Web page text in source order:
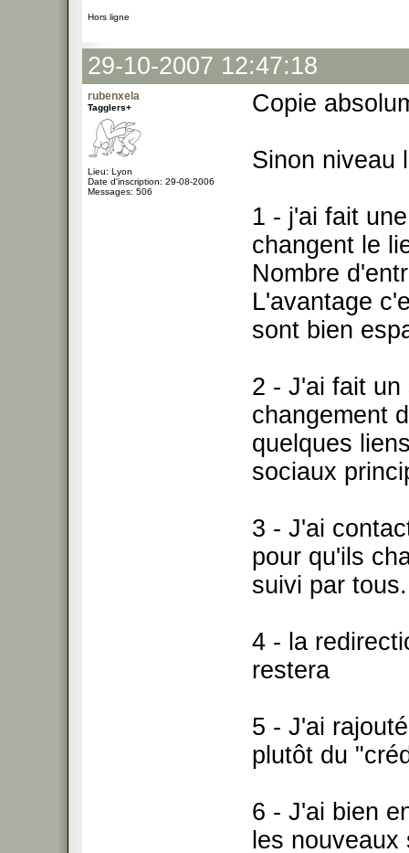
Hors ligne
29-10-2007 12:47:18
rubenxela
Tagglers+
Lieu: Lyon
Date d'inscription: 29-08-2006
Messages: 506
Copie
Sinon niveau
1 - j'ai fait
changent le
Nombre
L'avantage
sont bien
2 - J'ai fait un
changement
quelques
sociaux
3 - J'ai
pour qu'ils
suivi par tous.
4 - la
restera
5 - J'ai
plutôt du
6 - J'ai bien
les